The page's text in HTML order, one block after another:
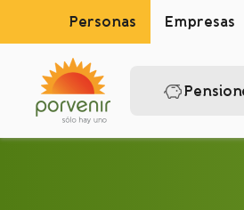
Personas Empresas